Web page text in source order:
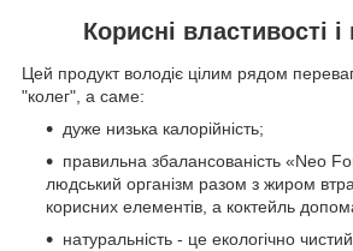
Корисні властивості і
Цей продукт володіє цілим рядом
"колег", а саме:
дуже низька калорійність;
правильна збалансованість «Neo
людський організм разом з жиром
корисних елементів, а коктейль
натуральність - це екологічно